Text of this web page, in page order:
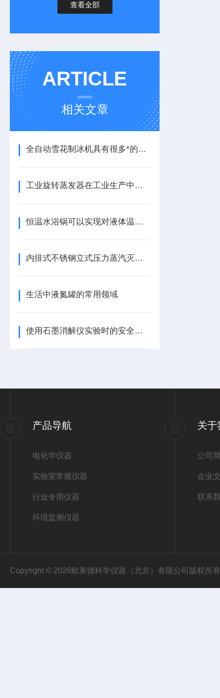
查看全部
ARTICLE
相关文章
全自动雪花制冰机具有很多*的性能
工业旋转蒸发器在工业生产中具有重要的应用前景
恒温水浴锅可以实现对液体温度的高精度控制
内排式不锈钢立式压力蒸汽灭菌器的标准操作规程
生活中液氮罐的常用领域
使用石墨消解仪实验时的安全措施
产品导航
电化学仪器
实验室常规仪器
行业专用仪器
环境监测仪器
关于
公司
企业
联系
Copyright © 2026欧莱德科学仪器（北京）有限公司版权